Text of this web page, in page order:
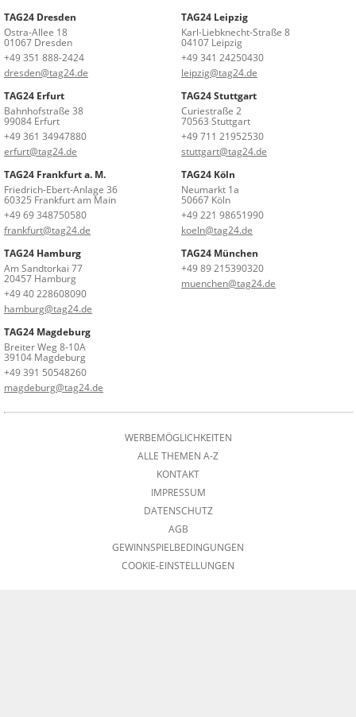
TAG24 Dresden
Ostra-Allee 18
01067 Dresden
+49 351 888-2424
dresden@tag24.de
TAG24 Leipzig
Karl-Liebknecht-Straße 8
04107 Leipzig
+49 341 24250430
leipzig@tag24.de
TAG24 Erfurt
Bahnhofstraße 38
99084 Erfurt
+49 361 34947880
erfurt@tag24.de
TAG24 Stuttgart
Curiestraße 2
70563 Stuttgart
+49 711 21952530
stuttgart@tag24.de
TAG24 Frankfurt a. M.
Friedrich-Ebert-Anlage 36
60325 Frankfurt am Main
+49 69 348750580
frankfurt@tag24.de
TAG24 Köln
Neumarkt 1a
50667 Köln
+49 221 98651990
koeln@tag24.de
TAG24 Hamburg
Am Sandtorkai 77
20457 Hamburg
+49 40 228608090
hamburg@tag24.de
TAG24 München
+49 89 215390320
muenchen@tag24.de
TAG24 Magdeburg
Breiter Weg 8-10A
39104 Magdeburg
+49 391 50548260
magdeburg@tag24.de
WERBEMÖGLICHKEITEN
ALLE THEMEN A-Z
KONTAKT
IMPRESSUM
DATENSCHUTZ
AGB
GEWINNSPIELBEDINGUNGEN
COOKIE-EINSTELLUNGEN